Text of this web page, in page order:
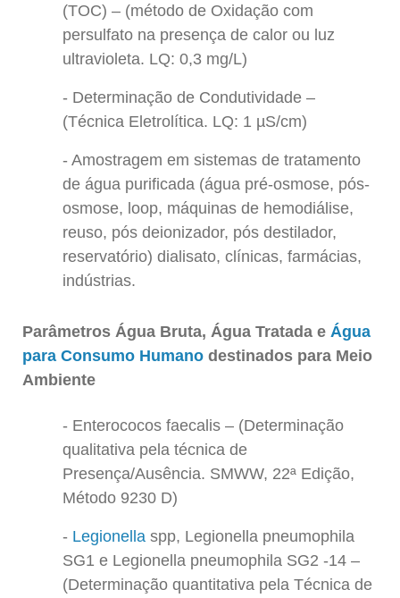
(TOC) – (método de Oxidação com
persulfato na presença de calor ou luz
ultravioleta. LQ: 0,3 mg/L)
Determinação de Condutividade –
(Técnica Eletrolítica. LQ: 1 µS/cm)
Amostragem em sistemas de tratamento
de água purificada (água pré-osmose, pós-
osmose, loop, máquinas de hemodiálise,
reuso, pós deionizador, pós destilador,
reservatório) dialisato, clínicas, farmácias,
indústrias.
Parâmetros Água Bruta, Água Tratada e Água
para Consumo Humano destinados para Meio
Ambiente
Enterococos faecalis – (Determinação
qualitativa pela técnica de
Presença/Ausência. SMWW, 22ª Edição,
Método 9230 D)
Legionella spp, Legionella pneumophila
SG1 e Legionella pneumophila SG2 -14 –
(Determinação quantitativa pela Técnica de